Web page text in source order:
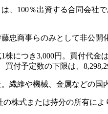
、100％出資する合同会社
忠商事らのみとして非公開
につき3,000円。買付代金
買付予定数の下限は、
繊維や機械、金属などの国
株式または持分の所有に